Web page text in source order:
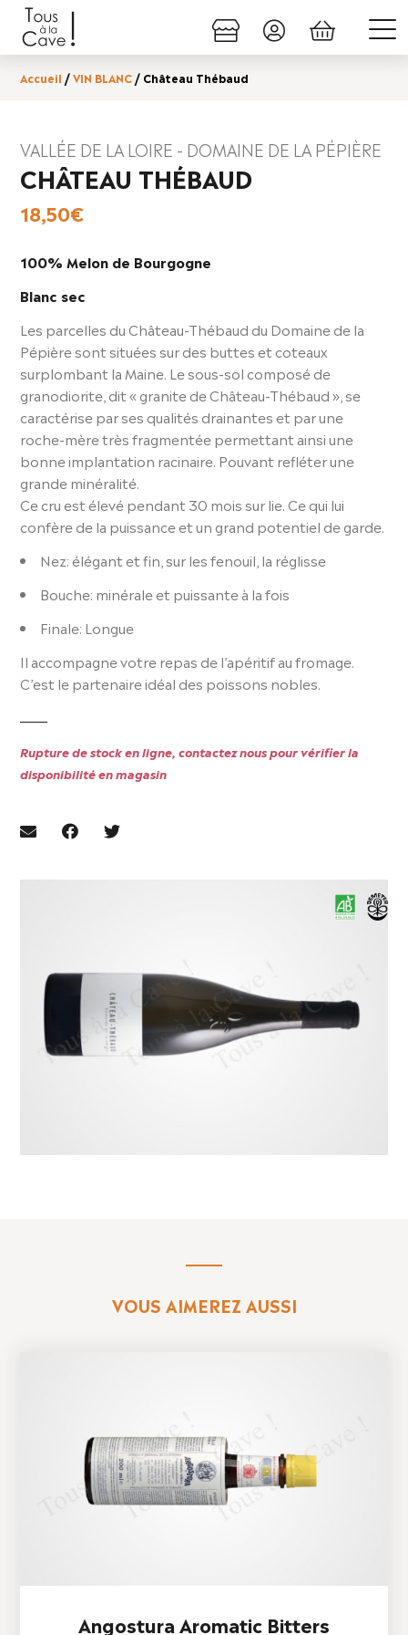
Accueil /VIN BLANC / Château Thébaud
VALLÉE DE LA LOIRE - DOMAINE DE LA PÉPIÈRE
CHÂTEAU THÉBAUD
18,50€
100% Melon de Bourgogne
Blanc sec
Les parcelles du Château-Thébaud du Domaine de la
Pépière sont situées sur des buttes et coteaux
surplombant la Maine. Le sous-sol composé de
granodiorite, dit « granite de Château-Thébaud », se
caractérise par ses qualités drainantes et par une
roche-mère très fragmentée permettant ainsi une
bonne implantation racinaire. Pouvant refléter une
grande minéralité.
Ce cru est élevé pendant 30 mois sur lie. Ce qui lui
confère de la puissance et un grand potentiel de garde.
Nez: élégant et fin, sur les fenouil, la réglisse
Bouche: minérale et puissante à la fois
Finale: Longue
Il accompagne votre repas de l’apéritif au fromage.
C’est le partenaire idéal des poissons nobles.
Rupture de stock en ligne, contactez nous pour vérifier la
disponibilité en magasin
VOUS AIMEREZ AUSSI
Angostura Aromatic Bitters